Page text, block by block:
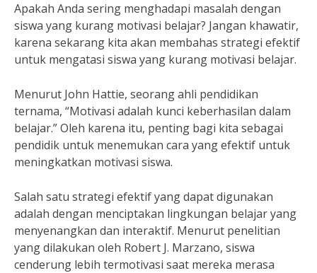
Apakah Anda sering menghadapi masalah dengan
siswa yang kurang motivasi belajar? Jangan khawatir,
karena sekarang kita akan membahas strategi efektif
untuk mengatasi siswa yang kurang motivasi belajar.
Menurut John Hattie, seorang ahli pendidikan
ternama, “Motivasi adalah kunci keberhasilan dalam
belajar.” Oleh karena itu, penting bagi kita sebagai
pendidik untuk menemukan cara yang efektif untuk
meningkatkan motivasi siswa.
Salah satu strategi efektif yang dapat digunakan
adalah dengan menciptakan lingkungan belajar yang
menyenangkan dan interaktif. Menurut penelitian
yang dilakukan oleh Robert J. Marzano, siswa
cenderung lebih termotivasi saat mereka merasa